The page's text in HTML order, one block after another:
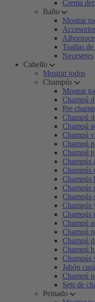
Crema
Baño
Mostrar
Toallas
Neceseres
Cabello
Mostrar todos
Champús
Mostrar
Champú
Pre
Champú
Champú
Champú
Champú
Champú
Champús
Champús
Champús
Champús
Champús
Champús
Champús
Champú
Champú
Champú
Champú
Champús
Jabón
Champú
Sets de
Peinado